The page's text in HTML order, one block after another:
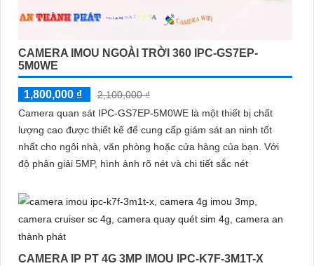
CAMERA IMOU NGOÀI TRỜI 360 IPC-GS7EP-
5M0WE
1,800,000 ₫
2,100,000 ₫
Camera quan sát IPC-GS7EP-5M0WE là một thiết bị chất
lượng cao được thiết kế để cung cấp giám sát an ninh tốt
nhất cho ngôi nhà, văn phòng hoặc cửa hàng của bạn. Với
độ phân giải 5MP, hình ảnh rõ nét và chi tiết sắc nét
CAMERA IP PT 4G 3MP IMOU IPC-K7F-3M1T-X